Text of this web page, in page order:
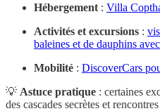
Hébergement : Villa
Activités et excursions :
baleines et de dauphins
Mobilité : DiscoverCars
💡 Astuce pratique : certaines
des cascades secrètes et